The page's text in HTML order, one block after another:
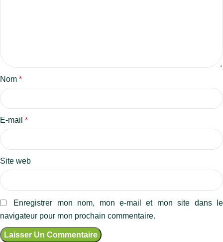
Nom *
E-mail *
Site web
Enregistrer mon nom, mon e-mail et mon site dans le
navigateur pour mon prochain commentaire.